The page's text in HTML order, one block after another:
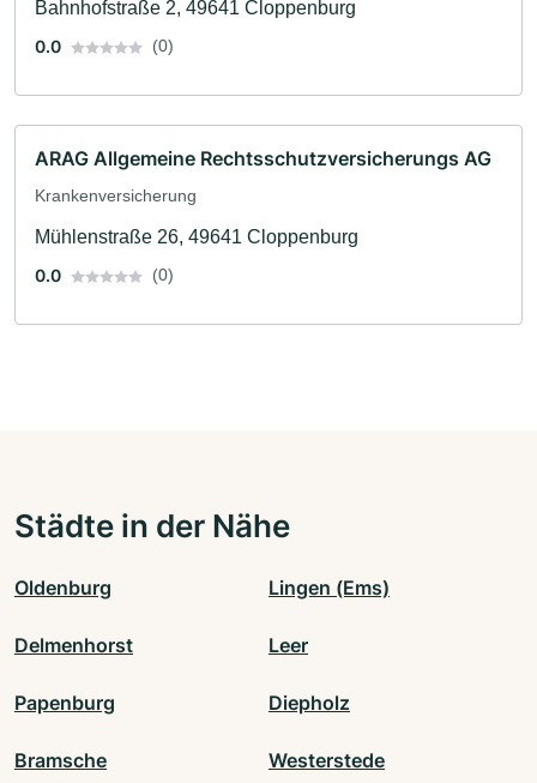
Bahnhofstraße 2, 49641 Cloppenburg
0.0
(0)
ARAG Allgemeine Rechtsschutzversicherungs AG
Krankenversicherung
Mühlenstraße 26, 49641 Cloppenburg
0.0
(0)
Städte in der Nähe
Oldenburg Lingen (Ems)
Delmenhorst Leer
Papenburg Diepholz
Bramsche Westerstede